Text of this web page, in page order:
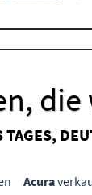
Acura